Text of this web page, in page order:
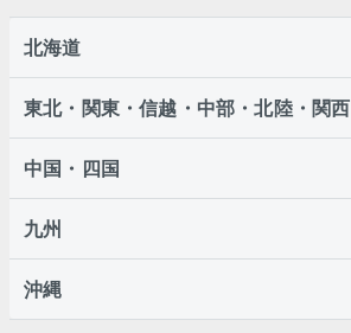
北海道
東北・関東・信越・中部・北陸・関西
中国・四国
九州
沖縄